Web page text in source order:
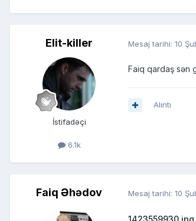
Elit-killer
İstifadəçi
6.1k
Mesaj tarihi: 10
Faiq qardaş sən
Alıntı
Faiq Əhədov Mesaj tarihi: 10
1423559930.jpg